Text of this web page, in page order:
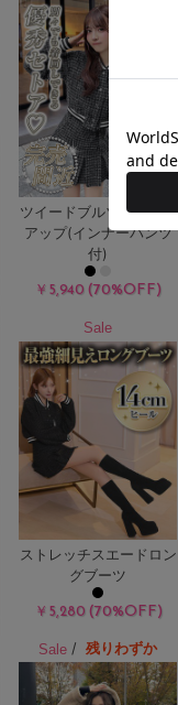
ツイードブルゾンセット
アップ(インナーパンツ
付)
￥5,940 (70%OFF)
Sale
ストレッチスエードロン
グブーツ
￥5,280(70%OFF)
Sale /残りわずか